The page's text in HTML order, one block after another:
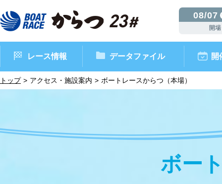
08/07
開場
レース情報
レース結果
データファイル
ボートデータ
開
イベント情報
外向発売所 ドリームピッ
マンスリーレースガイド
トップ アクセス・施設案内 ボートレースからつ（本場）
ボー